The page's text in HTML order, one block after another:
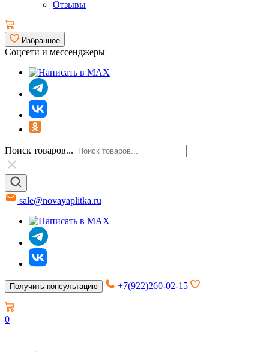
Отзывы
Избранное
Соцсети и мессенджеры
Поиск товаров...
sale@novayaplitka.ru
Получить консультацию +7(922)260-02-15
0